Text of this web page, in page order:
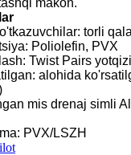
torli
Poliolefin, PVX
Twist Pairs
alohida
mis drenaj simli
PVX/LSZH